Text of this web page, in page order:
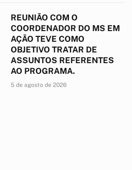
REUNIÃO COM O
COORDENADOR DO MS EM
AÇÃO TEVE COMO
OBJETIVO TRATAR DE
ASSUNTOS REFERENTES
AO PROGRAMA.
5 de agosto de 2026